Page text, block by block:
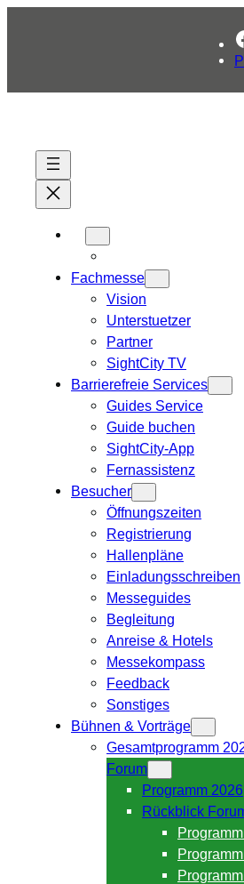
Fachmesse
Vision
Unterstuetzer
Partner
SightCity TV
Barrierefreie Services
Guides Service
Guide buchen
SightCity-App
Fernassistenz
Besucher
Öffnungszeiten
Registrierung
Hallenpläne
Einladungsschreiben
Messeguides
Begleitung
Anreise & Hotels
Messekompass
Feedback
Sonstiges
Bühnen & Vorträge
Gesamtprogramm
Forum
Programm 2026
Rückblick